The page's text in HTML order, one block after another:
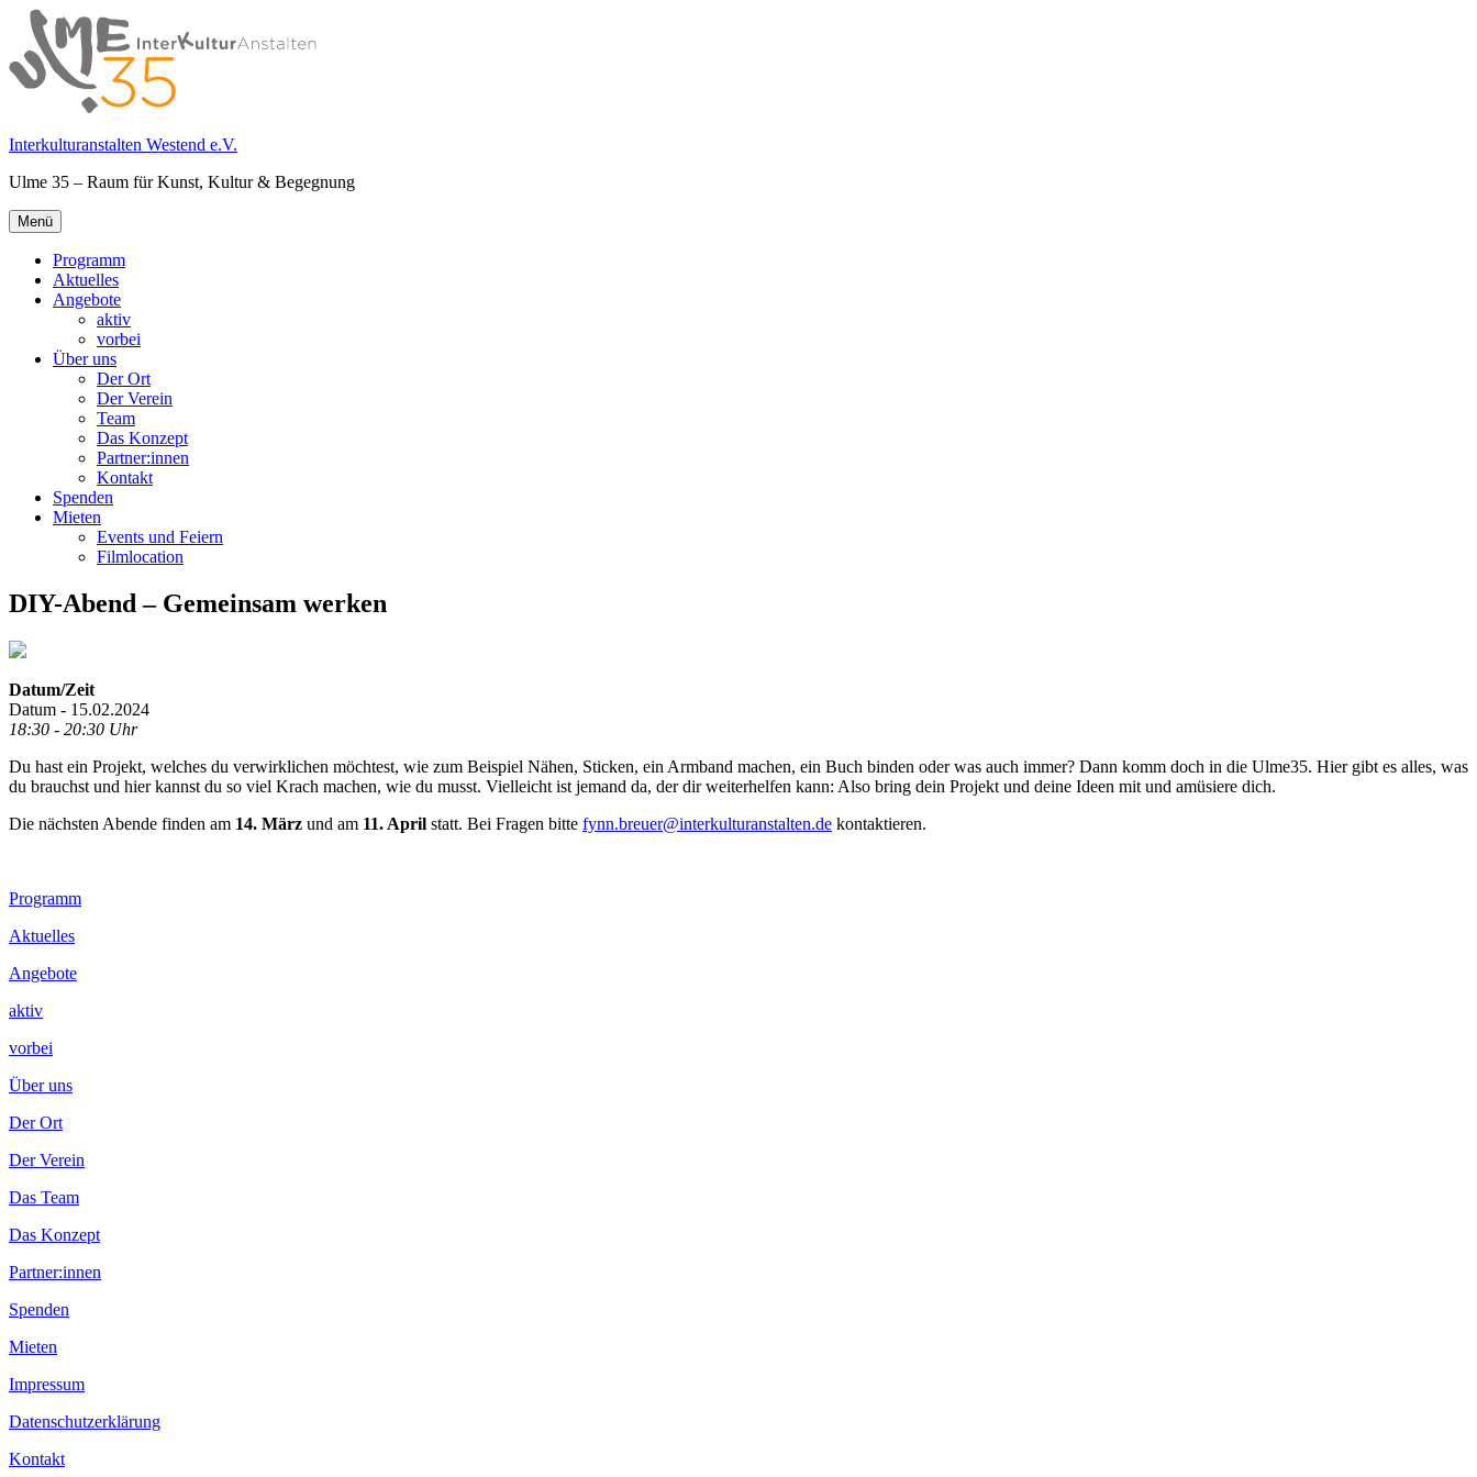
Springe
zum
Inhalt
Interkulturanstalten Westend e.V.
Ulme 35 – Raum für Kunst, Kultur & Begegnung
Primäres
Menü
Menü
Programm
Aktuelles
Angebote
aktiv
vorbei
Über uns
Der Ort
Der Verein
Team
Das Konzept
Partner:innen
Kontakt
Spenden
Mieten
Events und Feiern
Filmlocation
DIY-Abend – Gemeinsam werken
Datum/Zeit
Datum - 15.02.2024
18:30 - 20:30 Uhr
Du hast ein Projekt, welches du verwirklichen möchtest, wie zum Beispiel Nähen, Sticken, ein Armband machen, ein Buch binden oder was auch immer? Dann komm doch in die Ulme35. Hier gibt es alles, was
du brauchst und hier kannst du so viel Krach machen, wie du musst. Vielleicht ist jemand da, der dir weiterhelfen kann: Also bring dein Projekt und deine Ideen mit und amüsiere dich.
Die nächsten Abende finden am 14. März und am 11. April statt. Bei Fragen bitte fynn.breuer@interkulturanstalten.de kontaktieren.
Footer
Inhalt
Programm
Aktuelles
Angebote
aktiv
vorbei
Über uns
Der Ort
Der Verein
Das Team
Das Konzept
Partner:innen
Spenden
Mieten
Impressum
Datenschutzerklärung
Kontakt